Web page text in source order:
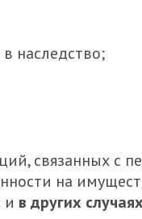
наследство;
связанных с
на
и в других